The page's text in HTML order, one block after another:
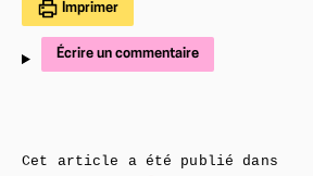
Imprimer
Écrire un commentaire
Cet article a été publié dans